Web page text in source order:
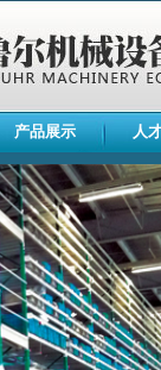
产品展示 人